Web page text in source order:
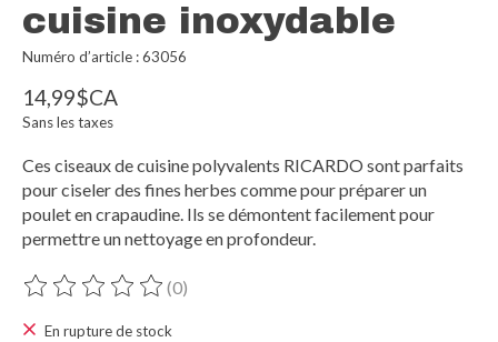
cuisine inoxydable
Numéro d’article : 63056
14,99$CA
Sans les taxes
Ces ciseaux de cuisine polyvalents RICARDO sont parfaits
pour ciseler des fines herbes comme pour préparer un
poulet en crapaudine. Ils se démontent facilement pour
permettre un nettoyage en profondeur.
Ce produit est évalué à
(0)
En rupture de stock